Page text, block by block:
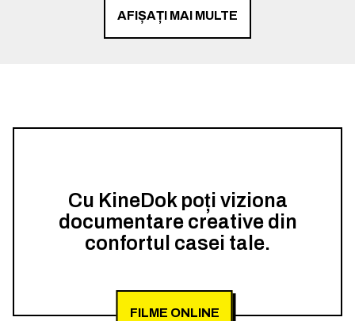
AFIȘAȚI MAI MULTE
Cu KineDok poți viziona
documentare creative din
confortul casei tale.
FILME ONLINE